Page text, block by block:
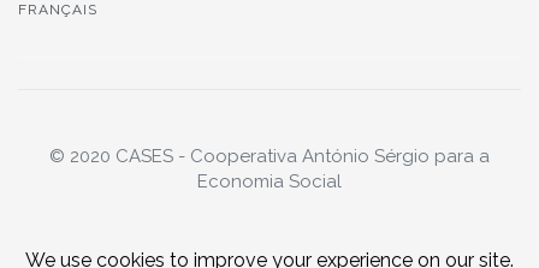
FRANÇAIS
© 2020 CASES - Cooperativa António Sérgio para a
Economia Social